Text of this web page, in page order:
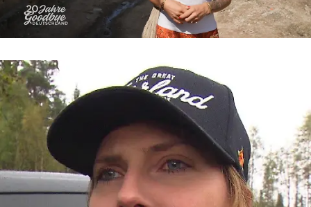
Goodbye Deutschland
„Ich kann einfach nicht mehr“ – Levke
kämpft verzweifelt um ihre Scheidung